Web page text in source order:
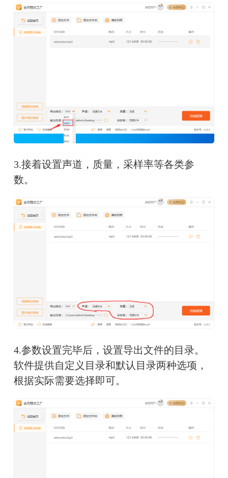
3.接着设置声道，质量，采样率等各类参
数。
4.参数设置完毕后，设置导出文件的目录。
软件提供自定义目录和默认目录两种选项，
根据实际需要选择即可。